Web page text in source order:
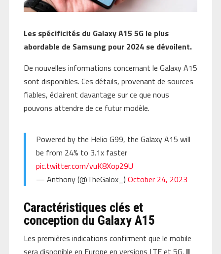
Les spécificités du Galaxy A15 5G le plus
abordable de Samsung pour 2024 se dévoilent.
De nouvelles informations concernant le Galaxy A15
sont disponibles. Ces détails, provenant de sources
fiables, éclairent davantage sur ce que nous
pouvons attendre de ce futur modèle.
Powered by the Helio G99, the Galaxy A15 will
be from 24% to 3.1x faster
pic.twitter.com/vuK8Xop29U
— Anthony (@TheGalox_) October 24, 2023
Caractéristiques clés et
conception du Galaxy A15
Les premières indications confirment que le mobile
sera disponible en Europe en versions LTE et 5G. Il